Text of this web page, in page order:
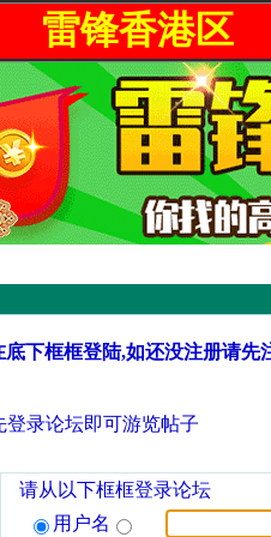
雷锋香港区
下框框登陆,如还没注册请先
登录论坛即可游览帖子
请从以下框框登录论坛
用户名